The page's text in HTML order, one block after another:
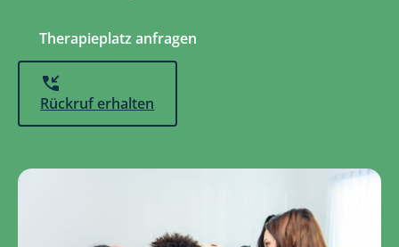
Therapieplatz anfragen
Rückruf erhalten